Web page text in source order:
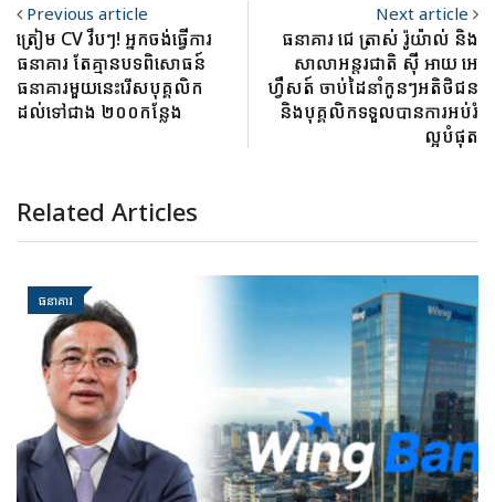
Previous article
ត្រៀម CV វឹបៗ! អ្នកចង់ធ្វើការ
ធនាគារ តែគ្មានបទពិសោធន៍
ធនាគារមួយនេះរើសបុគ្គលិក
ដល់ទៅជាង ២០០កន្លែង
Next article
ធនាគារ ជេ ត្រាស់ រ៉ូយ៉ាល់ និង
សាលាអន្តរជាតិ ស៊ី អាយ អេ
ហ្វឺសត៍ ចាប់ដៃនាំកូនៗអតិថិជន
និងបុគ្គលិកទទួលបានការអប់រំ
ល្អបំផុត
Related Articles
ធនាគារ